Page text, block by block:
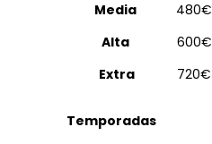
Media
480€
Alta
600€
Extra
720€
Temporadas